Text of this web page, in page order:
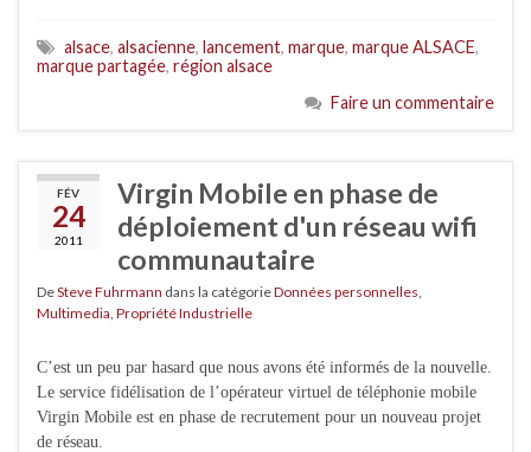
alsace, alsacienne, lancement, marque, marque ALSACE,
marque partagée, région alsace
Faire un commentaire
FÉV
24
2011
Virgin Mobile en phase de
déploiement d'un réseau wifi
communautaire
DeSteve Fuhrmann dans la catégorieDonnées personnelles
Multimedia Propriété Industrielle
C’est un peu par hasard que nous avons été informés de la nouvelle.
Le service fidélisation de l’opérateur virtuel de téléphonie mobile
Virgin Mobile est en phase de recrutement pour un nouveau projet
de réseau.